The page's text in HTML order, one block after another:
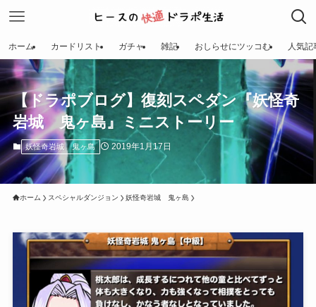
ホーム カードリスト ガチャ 雑記 おしらせにツッコむ 人気記
【ドラポブログ】復刻スペダン『妖怪奇
岩城 鬼ヶ島』ミニストーリー
妖怪奇岩城 鬼ヶ島 2019年1月17日
ホーム スペシャルダンジョン 妖怪奇岩城 鬼ヶ島